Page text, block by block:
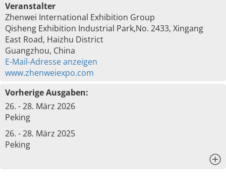
Veranstalter
Zhenwei International Exhibition Group
Qisheng Exhibition Industrial Park,No. 2433, Xingang
East Road, Haizhu District
Guangzhou, China
E-Mail-Adresse anzeigen
www.zhenweiexpo.com
Vorherige Ausgaben:
26. - 28. März 2026
Peking
26. - 28. März 2025
Peking